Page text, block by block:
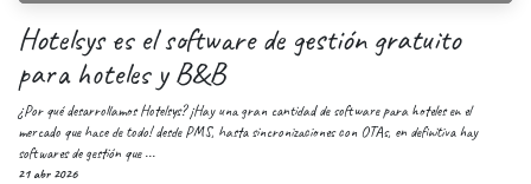
Hotelsys es el software de gestión gratuito
para hoteles y B&B
¿Por qué desarrollamos Hotelsys? ¡Hay una gran cantidad de software para hoteles en el
mercado que hace de todo! desde PMS, hasta sincronizaciones con OTAs, en definitiva hay
softwares de gestión que ...
21 abr 2026